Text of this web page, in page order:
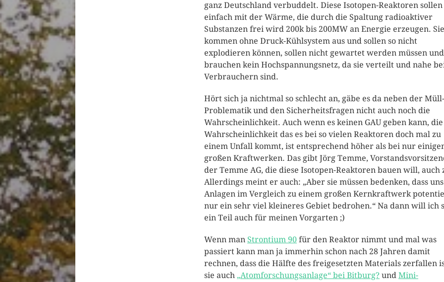
ganz Deutschland verbuddelt. Diese Isotopen-Reaktoren sollen
einfach mit der Wärme, die durch die Spaltung radioaktiver
Substanzen frei wird 200k bis 200MW an Energie erzeugen. Sie
kommen ohne Druck-Kühlsystem aus und sollen so nicht
explodieren können, sollen nicht gewartet werden müssen und
brauchen kein Hochspannungsnetz, da sie verteilt und nahe
Verbrauchern sind.
Hört sich ja nichtmal so schlecht an, gäbe es da neben der Müll-
Problematik und den Sicherheitsfragen nicht auch noch die
Wahrscheinlichkeit. Auch wenn es keinen GAU geben kann, die
Wahrscheinlichkeit das es bei so vielen Reaktoren doch mal zu
einem Unfall kommt, ist entsprechend höher als bei nur
großen Kraftwerken. Das gibt Jörg Temme,
der Temme AG, die diese Isotopen-Reaktoren bauen will, auch
Allerdings meint er auch: „Aber sie müssen bedenken, dass
Anlagen im Vergleich zu einem großen Kernkraftwerk
nur ein sehr viel kleineres Gebiet bedrohen.“ Na dann will ich
ein Teil auch für meinen Vorgarten ;)
Wenn man Strontium 90 für den Reaktor nimmt und mal was
passiert kann man ja immerhin schon nach 28 Jahren damit
rechnen, dass die Hälfte des freigesetzten Materials zerfallen
sie auch „Atomforschungsanlage“ bei Bitburg? und Mini-